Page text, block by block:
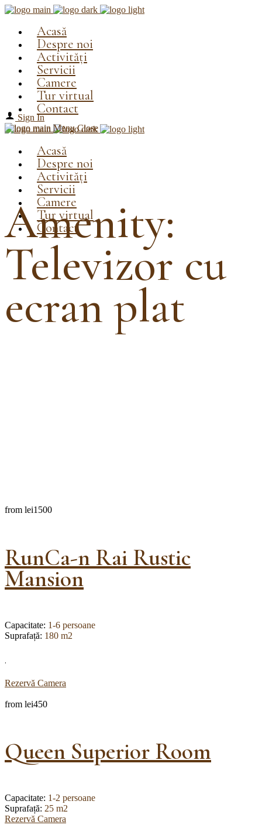
Acasă
Despre noi
Activități
Servicii
Camere
Tur virtual
Contact
Acasă
Despre noi
Activități
Servicii
Camere
Tur virtual
Contact
Sign In
Menu Close
Amenity:
Televizor cu
ecran plat
from lei1500
RunCa-n Rai Rustic
Mansion
Capacitate: 1-6 persoane
Suprafață: 180 m2
.
Rezervă Camera
from lei450
Queen Superior Room
Capacitate: 1-2 persoane
Suprafață: 25 m2
Rezervă Camera